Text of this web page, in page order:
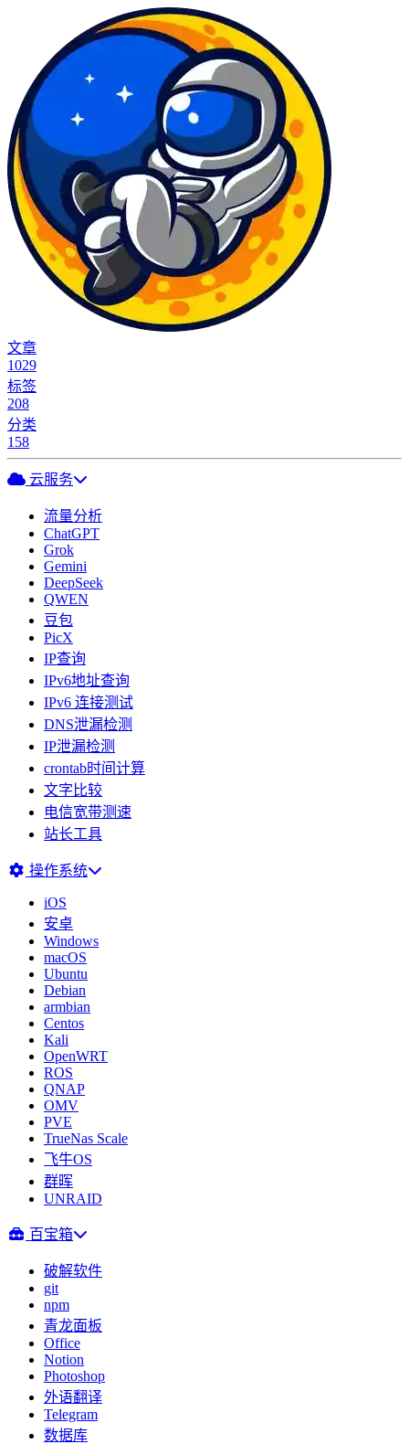
文章
1029
标签
208
分类
158
云服务
流量分析
ChatGPT
Grok
Gemini
DeepSeek
QWEN
豆包
PicX
IP查询
IPv6地址查询
IPv6 连接测试
DNS泄漏检测
IP泄漏检测
crontab时间计算
文字比较
电信宽带测速
站长工具
操作系统
iOS
安卓
Windows
macOS
Ubuntu
Debian
armbian
Centos
Kali
OpenWRT
ROS
QNAP
OMV
PVE
TrueNas Scale
飞牛OS
群晖
UNRAID
百宝箱
破解软件
git
npm
青龙面板
Office
Notion
Photoshop
外语翻译
Telegram
数据库